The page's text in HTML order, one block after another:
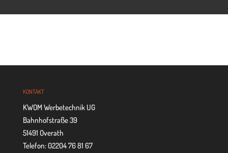
KON­TAKT
KWOM Werbetechnik UG
Bahnhofstraße 39
51491 Overath
Telefon: 02204 76 81 67